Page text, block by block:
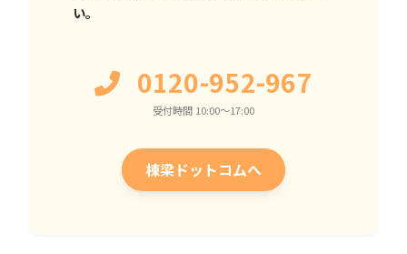
い。
0120-952-967
受付時間 10:00〜17:00
棟梁ドットコムへ